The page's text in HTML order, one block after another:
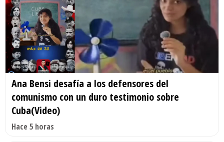
Ana Bensi desafía a los defensores del
comunismo con un duro testimonio sobre
Cuba(Video)
Hace 5 horas